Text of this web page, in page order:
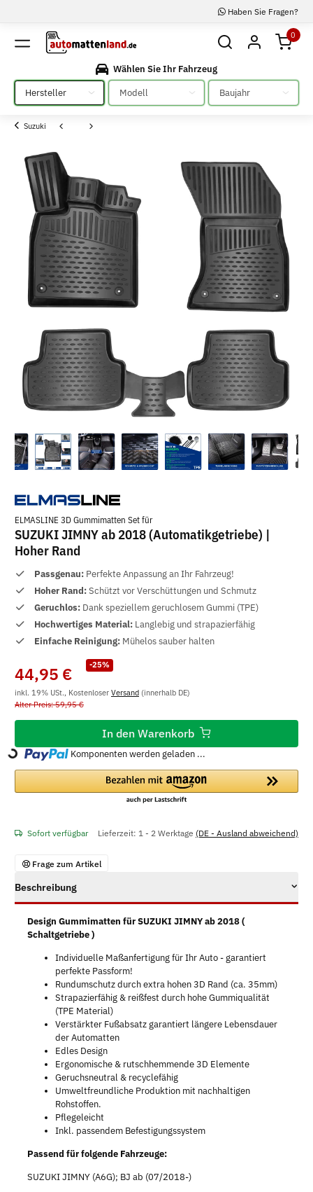
Haben Sie Fragen?
0
Wählen Sie Ihr Fahrzeug
Bitte auswählen
Bitte auswählen Bitte auswählen
Suzuki
ELMASLINE 3D Gummimatten Set für
SUZUKI JIMNY ab 2018 (Automatikgetriebe) |
Hoher Rand
Passgenau: Perfekte Anpassung an Ihr Fahrzeug!
Hoher Rand:Schützt vor Verschüttungen und Schmutz
Geruchlos: Dank speziellem geruchlosem Gummi (TPE)
Hochwertiges Material: Langlebig und strapazierfähig
Einfache Reinigung: Mühelos sauber halten
-25%
44,95 €
inkl. 19% USt., Kostenloser Versand (innerhalb DE)
Alter Preis: 59,95 €
In den Warenkorb
Loading... Komponenten werden geladen ...
Sofort verfügbar Lieferzeit: 1 - 2 Werktage (DE - Ausland abweichend)
Frage zum Artikel
Beschreibung
Design Gummimatten für SUZUKI JIMNY ab 2018 (
Schaltgetriebe)
Individuelle Maßanfertigung für Ihr Auto - garantiert
perfekte Passform!
Rundumschutz durch extra hohen 3D Rand (ca. 35mm)
Strapazierfähig & reißfest durch hohe Gummiqualität
(TPE Material)
Verstärkter Fußabsatz garantiert längere Lebensdauer
der Automatten
Edles Design
Ergonomische & rutschhemmende 3D Elemente
Geruchsneutral & recyclefähig
Umweltfreundliche Produktion mit nachhaltigen
Rohstoffen.
Pflegeleicht
Inkl. passendem Befestigungssystem
Passend für folgende Fahrzeuge:
SUZUKI JIMNY (A6G); BJ ab (07/2018-)